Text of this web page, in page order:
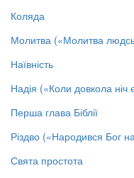
Коляда
Молитва («Молитва
Наївність
Надія («Коли довкола ніч
Перша глава Біблії
Різдво («Народився Бог
Свята простота